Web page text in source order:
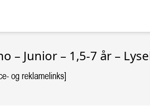
– Junior – 1,5-7 år –